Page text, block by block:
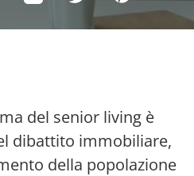
del senior living è
dibattito immobiliare,
della popolazione